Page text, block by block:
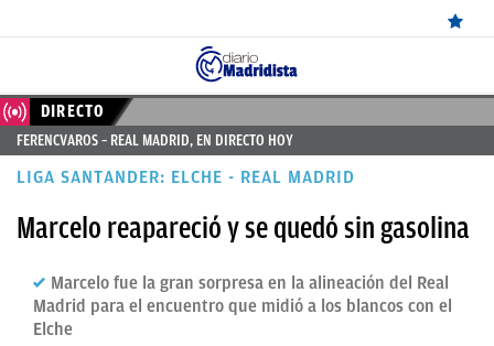
ÚLTIMAS
NOTICIAS
MADRID
BALONCESTO
CANTERA
DIRECTO
FERENCVAROS – REAL MADRID, EN DIRECTO HOY
LIGA SANTANDER: ELCHE - REAL MADRID
Marcelo reapareció y se quedó sin gasolina
Marcelo fue la gran sorpresa en la alineación del Real
Madrid para el encuentro que midió a los blancos con el
Elche